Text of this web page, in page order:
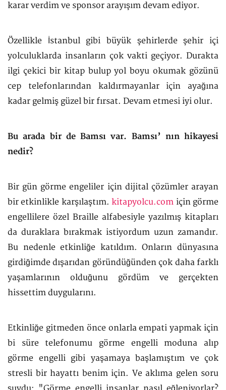
karar verdim ve sponsor arayışım devam ediyor.
Özellikle İstanbul gibi büyük şehirlerde şehir içi
yolculuklarda insanların çok vakti geçiyor. Durakta
ilgi çekici bir kitap bulup yol boyu okumak gözünü
cep telefonlarından kaldırmayanlar için ayağına
kadar gelmiş güzel bir fırsat. Devam etmesi iyi olur.
Bu arada bir de Bamsı var. Bamsı’ nın hikayesi
nedir?
Bir gün görme engeliler için dijital çözümler arayan
bir etkinlikle karşılaştım. kitapyolcu.com için görme
engellilere özel Braille alfabesiyle yazılmış kitapları
da duraklara bırakmak istiyordum uzun zamandır.
Bu nedenle etkinliğe katıldım. Onların dünyasına
girdiğimde dışarıdan göründüğünden çok daha farklı
yaşamlarının olduğunu gördüm ve gerçekten
hissettim duygularını.
Etkinliğe gitmeden önce onlarla empati yapmak için
bi süre telefonumu görme engelli moduna alıp
görme engelli gibi yaşamaya başlamıştım ve çok
stresli bir hayattı benim için. Ve aklıma gelen soru